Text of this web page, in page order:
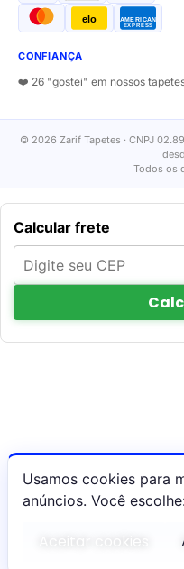
elo AMERICAN
EXPRESS
CONFIANÇA
❤️ 26 "gostei" em nossos
© 2026 Zarif Tapetes · CNPJ
Todos os
Calcular frete
Usamos cookies para
anúncios. Você